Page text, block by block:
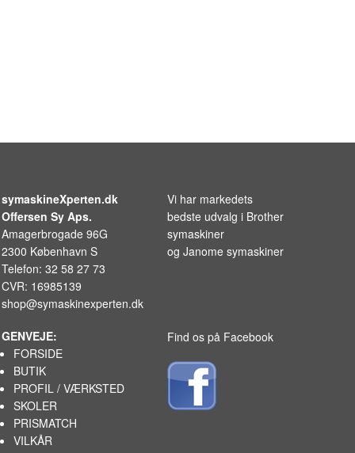
symaskineXperten.dk
Offersen Sy Aps.
Amagerbrogade 96G
2300 København S
Telefon: 32 58 27 73
CVR: 16985139
shop@symaskinexperten.dk
Vi har markedets
bedste udvalg i Brother
symaskiner
og Janome symaskiner
GENVEJE:
FORSIDE
BUTIK
PROFIL / VÆRKSTED
SKOLER
PRISMATCH
VILKÅR
Find os på Facebook